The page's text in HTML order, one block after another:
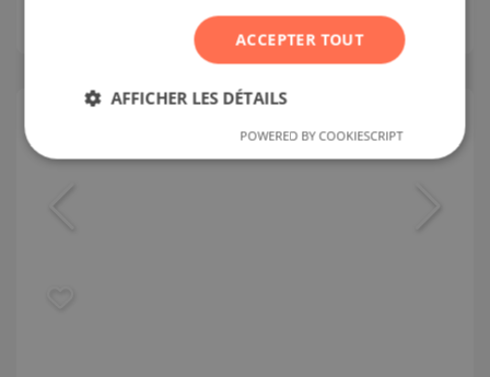
4 781 - 5 480 €/m2
ACCEPTER TOUT
AFFICHER LES DÉTAILS
POWERED BY COOKIESCRIPT